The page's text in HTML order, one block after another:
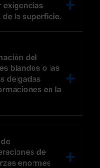
exigencias
de la superficie.
del
blandos o las
delgadas
en la
de
enormes